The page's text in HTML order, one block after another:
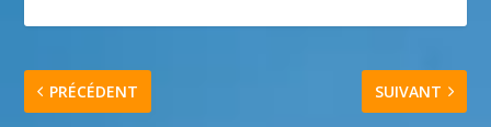
PRÉCÉDENT SUIVANT